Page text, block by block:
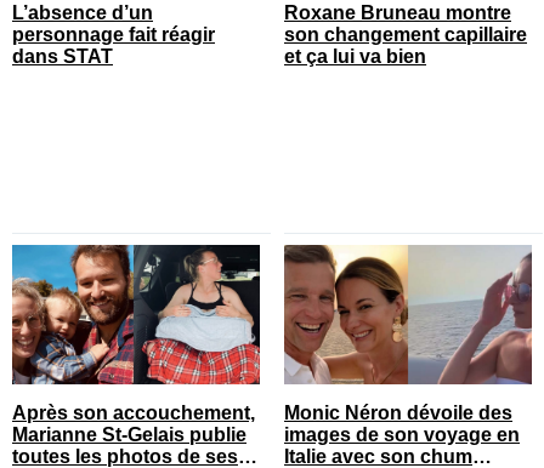
L’absence d’un
personnage fait réagir
dans STAT
Roxane Bruneau montre
son changement capillaire
et ça lui va bien
Après son accouchement,
Marianne St-Gelais publie
toutes les photos de ses
Monic Néron dévoile des
images de son voyage en
Italie avec son chum